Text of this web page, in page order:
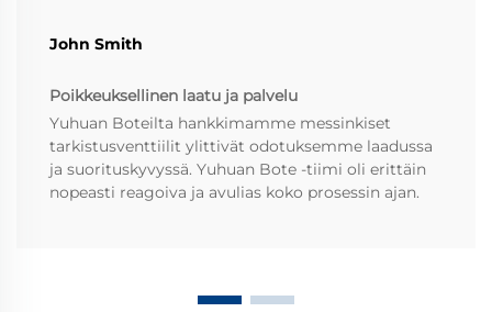
John Smith
Poikkeuksellinen laatu ja palvelu
Yuhuan Boteilta hankkimamme messinkiset
tarkistusventtiilit ylittivät odotuksemme laadussa
ja suorituskyvyssä. Yuhuan Bote -tiimi oli erittäin
nopeasti reagoiva ja avulias koko prosessin ajan.